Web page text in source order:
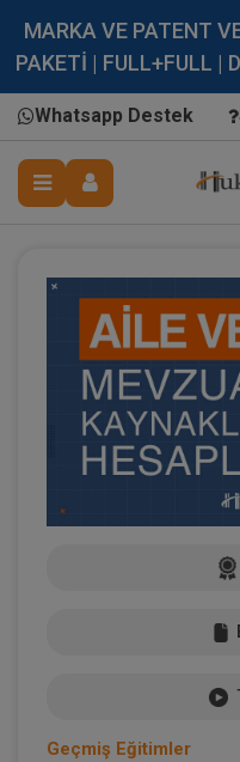
MARKA VE PATENT
PAKETİ | FULL+FULL |
Whatsapp Destek
Geçmiş Eğitimler